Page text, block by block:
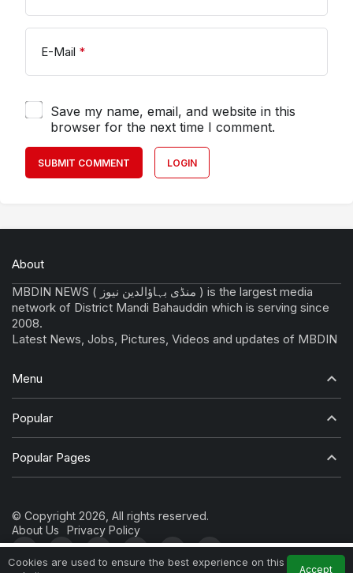
E-Mail *
Save my name, email, and website in this
browser for the next time I comment.
SUBMIT COMMENT LOGIN
Cookies are used to ensure the best experience on this
Accept
About
MBDIN NEWS ( منڈی بہاؤالدین نیوز ) is the largest media
network of District Mandi Bahauddin which is serving since
2008.
Latest News, Jobs, Pictures, Videos and updates of MBDIN
Menu
Popular
Popular Pages
© Copyright 2026, All rights reserved.
About Us
Privacy Policy
0